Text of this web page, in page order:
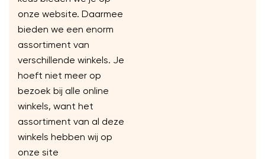
onze website. Daarmee
bieden we een enorm
assortiment van
verschillende winkels. Je
hoeft niet meer op
bezoek bij alle online
winkels, want het
assortiment van al deze
winkels hebben wij op
onze site